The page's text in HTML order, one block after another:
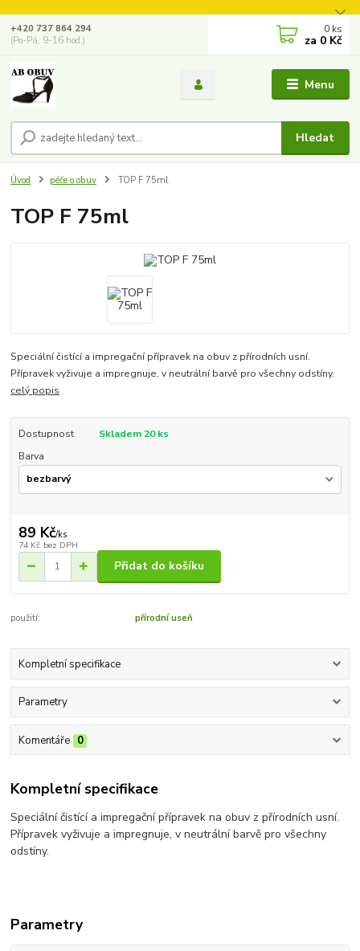
Menu
Hledat
+420 737 864 294
(Po-Pá, 9-16 hod.)
0 ks
za 0 Kč
Úvod péče o obuv TOP F 75ml
TOP F 75ml
Speciální čistící a impregační přípravek na obuv z přírodních usní.
Přípravek vyživuje a impregnuje, v neutrální barvě pro všechny odstíny.
celý popis
Dostupnost
Skladem 20 ks
Barva
89 Kč/ks
74 Kč bez DPH
Přidat do košíku
použití: přírodní useň
Kompletní specifikace
Parametry
Komentáře 0
Kompletní specifikace
Speciální čistící a impregační přípravek na obuv z přírodních usní.
Přípravek vyživuje a impregnuje, v neutrální barvě pro všechny
odstíny.
Parametry